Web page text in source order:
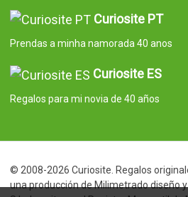
Curiosite PT
Prendas a minha namorada 40 anos
Curiosite ES
Regalos para mi novia de 40 años
© 2008-2026 Curiosite. Regalos
una producción de Milimetrado diseño